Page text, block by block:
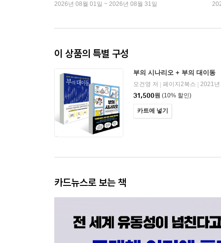
2026년 08월 01일 ~ 2026년 08월 31일
이 상품의 특별 구성
부의 시나리오 + 부의 대이동
오건영 저 페이지2북스
2021
31,500원 (10% 할인)
카트에 넣기
카드뉴스로 보는 책